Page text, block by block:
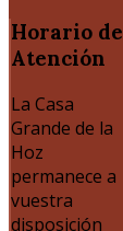
Horario de
Atención
La Casa
Grande de la
Hoz
permanece a
vuestra
disposición